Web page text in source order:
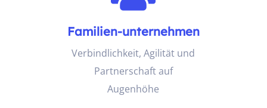
Familien-unternehmen
Verbindlichkeit, Agilität und
Partnerschaft auf
Augenhöhe